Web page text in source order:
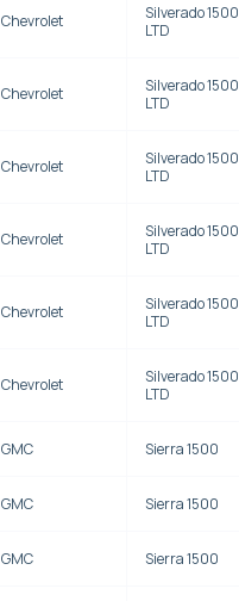
Chevrolet
Silverado 1500
LTD
Chevrolet
Silverado 1500
LTD
Chevrolet
Silverado 1500
LTD
Chevrolet
Silverado 1500
LTD
Chevrolet
Silverado 1500
LTD
Chevrolet
Silverado 1500
LTD
GMC Sierra 1500
GMC Sierra 1500
GMC Sierra 1500